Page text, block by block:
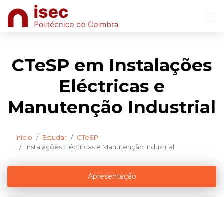
CTeSP em Instalações
Eléctricas e
Manutenção Industrial
Início Estudar
CTeSP
Instalações Eléctricas e Manutenção Industrial
Apresentação